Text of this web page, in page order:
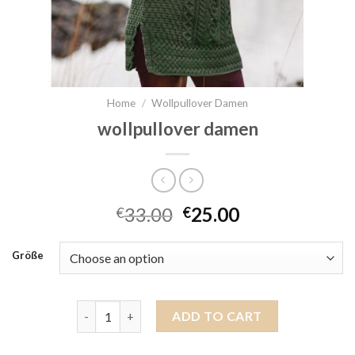
Home / Wollpullover Damen
wollpullover damen
€33.00 €25.00
Größe
wollpullover damen quantity
ADD TO CART